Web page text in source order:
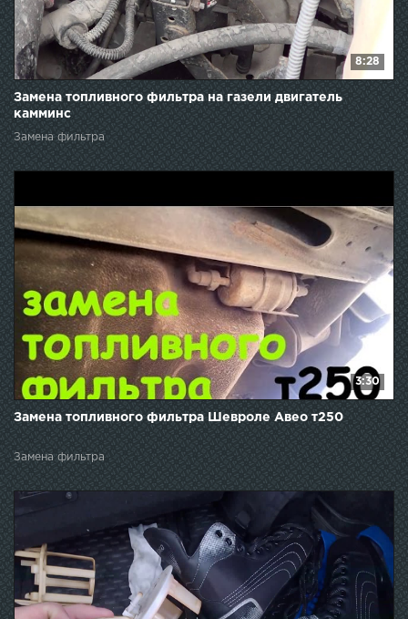
8:28
Замена топливного фильтра на газели двигатель
камминс
Замена фильтра
3:30
Замена топливного фильтра Шевроле Авео т250
Замена фильтра